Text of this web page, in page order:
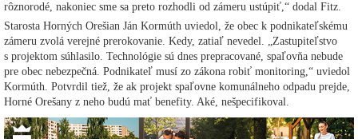
rôznorodé, nakoniec sme sa preto rozhodli od zámeru ustúpiť,“ dodal Fitz.
Starosta Horných Orešian Ján Kormúth uviedol, že obec k podnikateľskému
zámeru zvolá verejné prerokovanie. Kedy, zatiaľ nevedel. „Zastupiteľstvo
s projektom súhlasilo. Technológie sú dnes prepracované, spaľovňa nebude
pre obec nebezpečná. Podnikateľ musí zo zákona robiť monitoring,“ uviedol
Kormúth. Potvrdil tiež, že ak projekt spaľovne komunálneho odpadu prejde,
Horné Orešany z neho budú mať benefity. Aké, nešpecifikoval.